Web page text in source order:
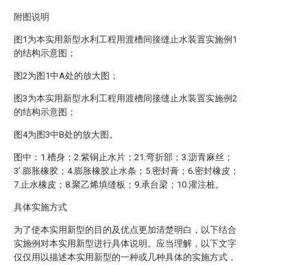
附图说明
图1为本实用新型水利工程用渡槽间接缝止水装置实施例1
的结构示意图；
图2为图1中A处的放大图；
图3为本实用新型水利工程用渡槽间接缝止水装置实施例2
的结构示意图；
图4为图3中B处的放大图。
图中：1.槽身；2.紫铜止水片；21.弯折部；3.沥青麻丝；
3’.膨胀橡胶；4.膨胀橡胶止水条；5.密封膏；6.密封橡皮；
7.止水橡皮；8.聚乙烯填缝板；9.承台梁；10.灌注桩。
具体实施方式
为了使本实用新型的目的及优点更加清楚明白，以下结合
实施例对本实用新型进行具体说明。应当理解，以下文字
仅仅用以描述本实用新型的一种或几种具体的实施方式，